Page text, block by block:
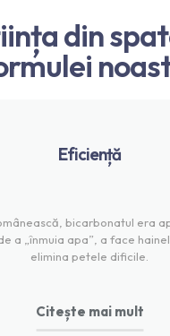
din
Eficiență
bicarbonatul era
a „înmuia apa”, a face
elimina petele dificile.
Citește mai mult